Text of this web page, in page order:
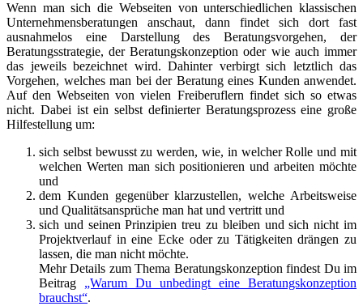
Wenn man sich die Webseiten von unterschiedlichen klassischen
Unternehmensberatungen anschaut, dann findet sich dort fast
ausnahmelos eine Darstellung des Beratungsvorgehen, der
Beratungsstrategie, der Beratungskonzeption oder wie auch immer
das jeweils bezeichnet wird. Dahinter verbirgt sich letztlich das
Vorgehen, welches man bei der Beratung eines Kunden anwendet.
Auf den Webseiten von vielen Freiberuflern findet sich so etwas
nicht. Dabei ist ein selbst definierter Beratungsprozess eine große
Hilfestellung um:
sich selbst bewusst zu werden, wie, in welcher Rolle und mit
welchen Werten man sich positionieren und arbeiten möchte
und
dem Kunden gegenüber klarzustellen, welche Arbeitsweise
und Qualitätsansprüche man hat und vertritt und
sich und seinen Prinzipien treu zu bleiben und sich nicht im
Projektverlauf in eine Ecke oder zu Tätigkeiten drängen zu
lassen, die man nicht möchte.
Mehr Details zum Thema Beratungskonzeption findest Du im
Beitrag „Warum Du unbedingt eine Beratungskonzeption
brauchst“.